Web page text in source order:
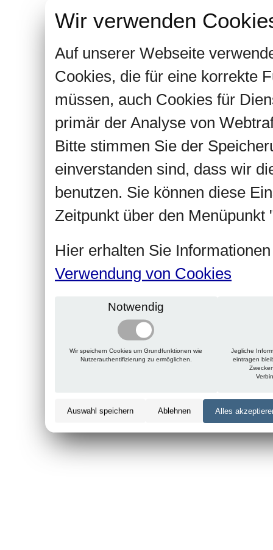
Wir verwenden
Auf unserer Webseite
Cookies, die für eine korrekte
müssen, auch Cookies für
primär der Analyse von
Bitte stimmen Sie der
einverstanden sind, dass wir
benutzen. Sie können diese
Zeitpunkt über den Menüpunkt
Hier erhalten Sie
Verwendung von Cookies
Notwendig
Wir speichern Cookies um Grundfunktionen wie
Nutzerauthentifizierung zu ermöglichen.
Jegliche
eintragen
Auswahl speichern Ablehnen Alles